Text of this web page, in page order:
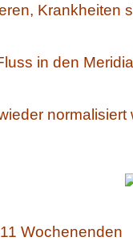
Krankheiten
in den
normalisiert
Wochenenden